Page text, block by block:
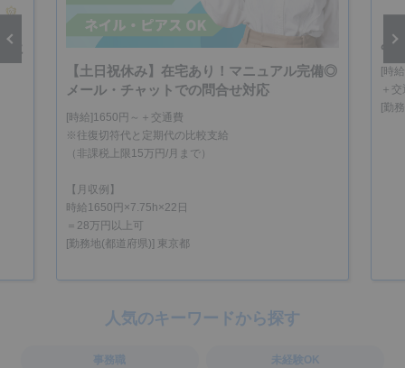
【土日祝休み】在宅あり！マニュアル完備◎
メール・チャットでの問合せ対応
[時給]1650円～＋交通費
※往復切符代と定期代の比較支給
（非課税上限15万円/月まで）
【月収例】
時給1650円×7.75h×22日
＝28万円以上可
[勤務地(都道府県)] 東京都
み
[時
＋
[勤
Next
人気のキーワードから探す
事務職 未経験OK